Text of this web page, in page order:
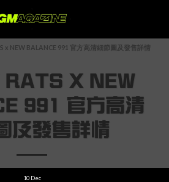
x NEW BALANCE 991 官方高清細節圖及發售詳情
X NEW
991 官方高清
及發售詳情
10 Dec